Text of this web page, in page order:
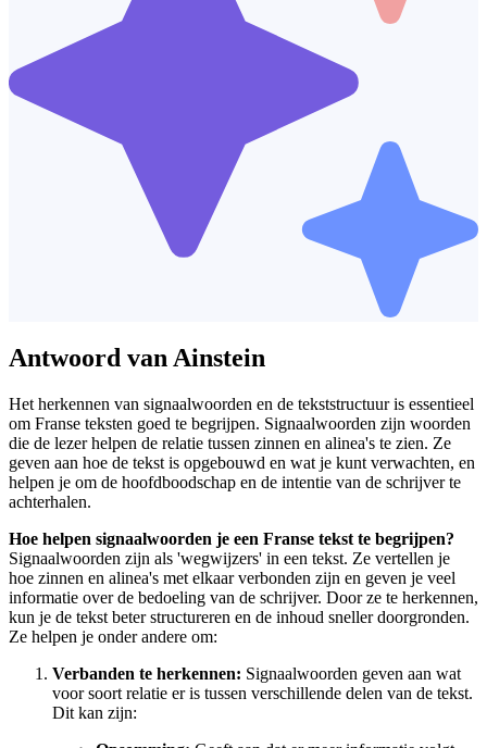
Antwoord van Ainstein
Het herkennen van signaalwoorden en de tekststructuur is essentieel
om Franse teksten goed te begrijpen. Signaalwoorden zijn woorden
die de lezer helpen de relatie tussen zinnen en alinea's te zien. Ze
geven aan hoe de tekst is opgebouwd en wat je kunt verwachten, en
helpen je om de hoofdboodschap en de intentie van de schrijver te
achterhalen.
Hoe helpen signaalwoorden je een Franse tekst te begrijpen?
Signaalwoorden zijn als 'wegwijzers' in een tekst. Ze vertellen je
hoe zinnen en alinea's met elkaar verbonden zijn en geven je veel
informatie over de bedoeling van de schrijver. Door ze te herkennen,
kun je de tekst beter structureren en de inhoud sneller doorgronden.
Ze helpen je onder andere om:
Verbanden te herkennen: Signaalwoorden geven aan wat
voor soort relatie er is tussen verschillende delen van de tekst.
Dit kan zijn: